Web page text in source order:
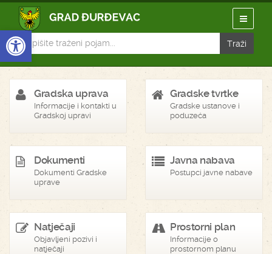
Open toolbar
Gradska uprava
Informacije i kontakti u
Gradskoj upravi
Gradske tvrtke
Gradske ustanove i
poduzeća
Dokumenti
Dokumenti Gradske
uprave
Javna nabava
Postupci javne nabave
Natječaji
Objavljeni pozivi i
natječaji
Prostorni plan
Informacije o
prostornom planu